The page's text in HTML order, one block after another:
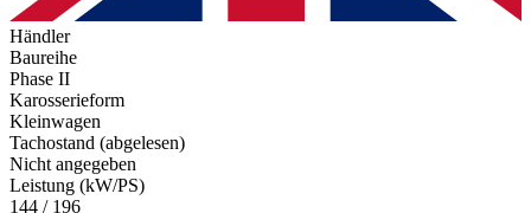
Händler
Baureihe
Phase II
Karosserieform
Kleinwagen
Tachostand (abgelesen)
Nicht angegeben
Leistung (kW/PS)
144 / 196